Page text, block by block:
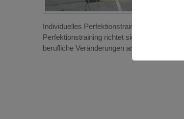
Individuelles Perfektionstraining auf zwei
Perfektionstraining richtet sich an Fahrer
berufliche Veränderungen andere